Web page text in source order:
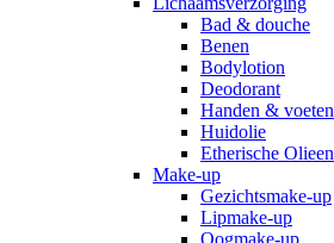
Bad & douche
Benen
Bodylotion
Deodorant
Handen & voeten
Huidolie
Etherische Olieen
Make-up
Gezichtsmake-up
Lipmake-up
Oogmake-up